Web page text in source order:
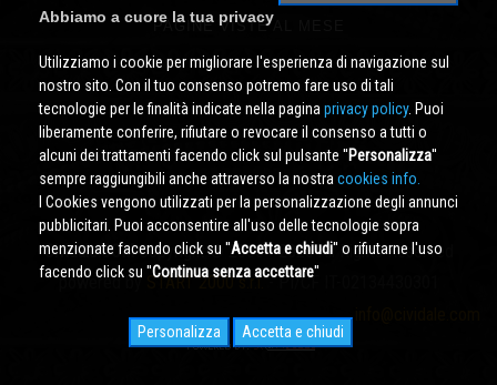
PAGINE VISTE AL MESE
Cividale.COMCopyright © 2000 - 2026 All Rights Reserved
powered by START 2000 s.r.l.- PI/CF IT-02134430301
Abbiamo a cuore la tua privacy
Utilizziamo i cookie per migliorare l'esperienza di navigazione sul
nostro sito. Con il tuo consenso potremo fare uso di tali
tecnologie per le finalità indicate nella pagina privacy policy. Puoi
liberamente conferire, rifiutare o revocare il consenso a tutti o
alcuni dei trattamenti facendo click sul pulsante ''Personalizza''
sempre raggiungibili anche attraverso la nostra cookies info.
I Cookies vengono utilizzati per la personalizzazione degli annunci
pubblicitari. Puoi acconsentire all'uso delle tecnologie sopra
menzionate facendo click su ''Accetta e chiudi'' o rifiutarne l'uso
facendo click su ''Continua senza accettare''
Personalizza Accetta e chiudi